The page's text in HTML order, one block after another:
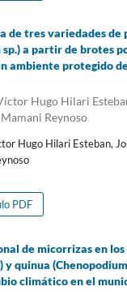
de tres variedades de
sp.) a partir de brotes
ambiente protegido
Hugo Hilari
Reynoso
Hugo Hilari Esteban,
PDF
de micorrizas en
y quinua
climático en el